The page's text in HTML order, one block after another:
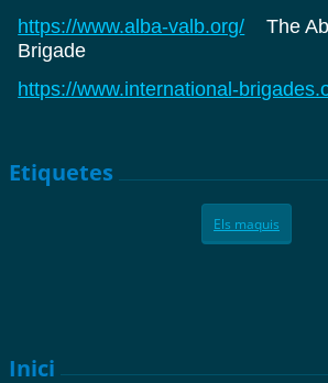
https://www.alba-valb.org/ The
Brigade
https://www.international-
Etiquetes
Els maquis
Inici